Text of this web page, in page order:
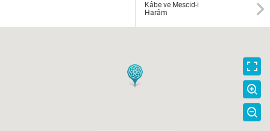
Kâbe ve Mescid-i
Harâm